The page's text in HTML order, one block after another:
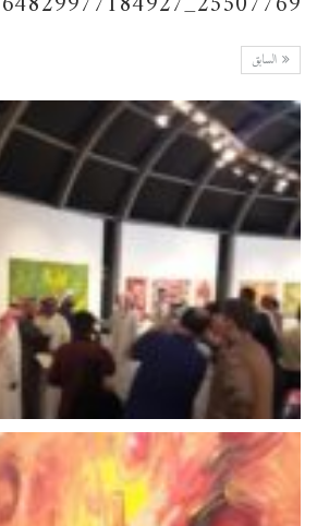
السابق